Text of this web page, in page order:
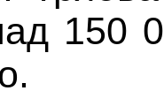
150